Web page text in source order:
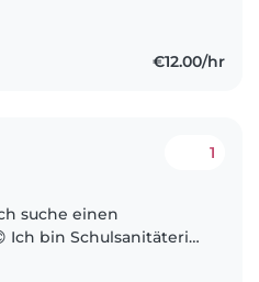
€12.00/hr
1
suche einen
Ich bin Schulsanitäterin